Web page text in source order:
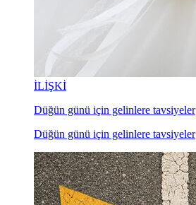
İLİŞKİ
Düğün günü için gelinlere tavsiyeler
Düğün günü için gelinlere tavsiyeler